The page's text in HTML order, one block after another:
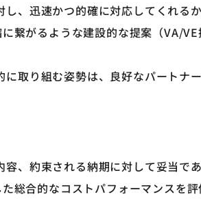
、迅速かつ的確に対応してくれる
繋がるような建設的な提案（VA/VE
取り組む姿勢は、良好なパートナ
、約束される納期に対して妥当で
総合的なコストパフォーマンスを評